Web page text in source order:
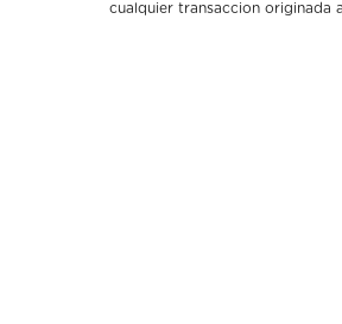
cualquier transaccion originada